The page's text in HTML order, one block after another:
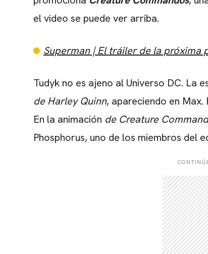
el video se puede ver arriba.
Superman | El tráiler de la próxima
Tudyk no es ajeno al Universo DC. La
de Harley Quinn, apareciendo en
En la animación de Creature
Phosphorus, uno de los miembros del